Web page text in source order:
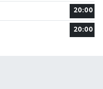
20:00
20:00